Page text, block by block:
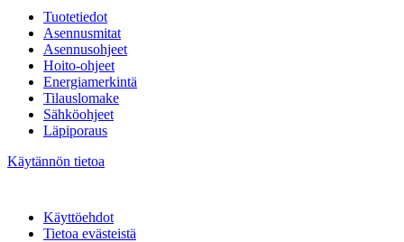
Tuotetiedot
Asennusmitat
Asennusohjeet
Hoito-ohjeet
Energiamerkintä
Tilauslomake
Sähköohjeet
Läpiporaus
Käytännön tietoa
Käyttöehdot
Tietoa evästeistä